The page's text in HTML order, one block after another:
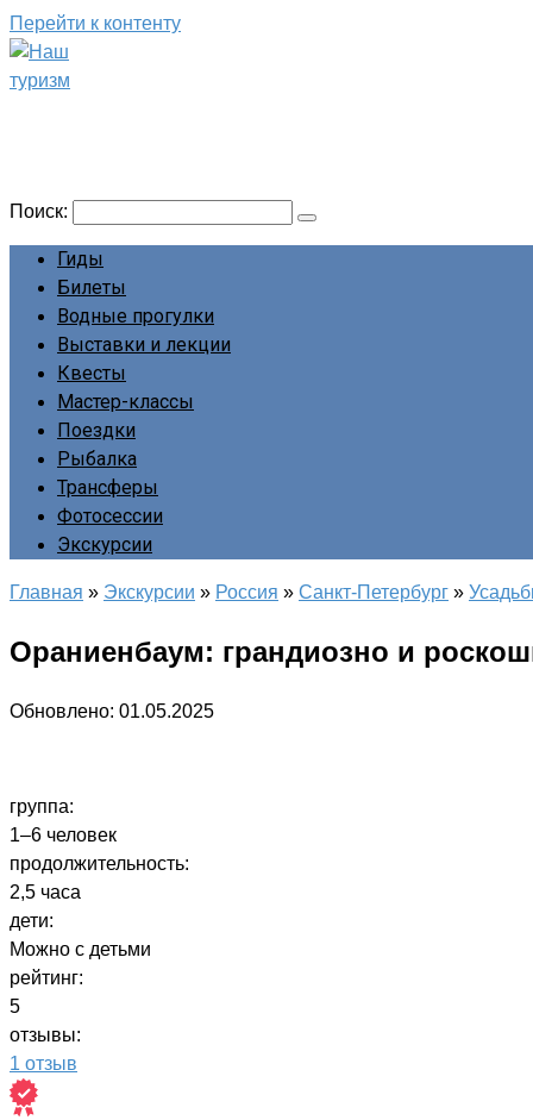
Перейти к контенту
Поиск:
Гиды
Билеты
Водные прогулки
Выставки и лекции
Квесты
Мастер-классы
Поездки
Рыбалка
Трансферы
Фотосессии
Экскурсии
Главная » Экскурсии » Россия » Санкт-Петербург »
Ораниенбаум: грандиозно и
Обновлено: 01.05.2025
группа:
1–6 человек
продолжительность:
2,5 часа
дети:
Можно с детьми
рейтинг:
5
отзывы:
1 отзыв